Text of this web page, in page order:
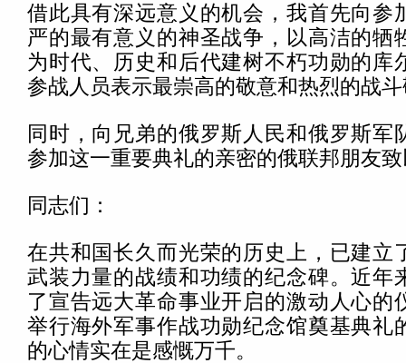
借此具有深远意义的机会，我首先向参
严的最有意义的神圣战争，以高洁的牺
为时代、历史和后代建树不朽功勋的库
参战人员表示最崇高的敬意和热烈的战
同时，向兄弟的俄罗斯人民和俄罗斯军
参加这一重要典礼的亲密的俄联邦朋友
同志们：
在共和国长久而光荣的历史上，已建立
武装力量的战绩和功绩的纪念碑。近年
了宣告远大革命事业开启的激动人心的
举行海外军事作战功勋纪念馆奠基典礼
的心情实在是感慨万千。